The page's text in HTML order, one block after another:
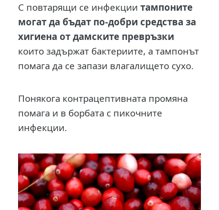
С повтарящи се инфекциитампоните
могат да бъдат по-добри средства за
хигиена от дамските превръзки
които задържат бактериите, а тампонът
помага да се запази влагалището сухо.
Понякога контрацептивната промяна
помага и в борбата с пикочните
инфекции.